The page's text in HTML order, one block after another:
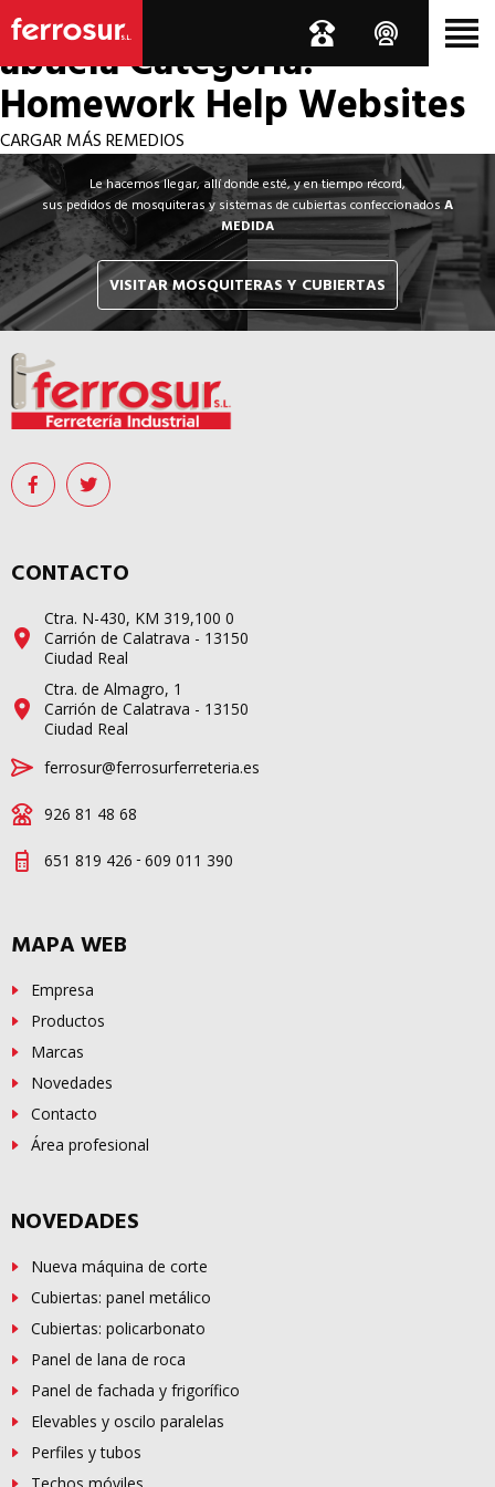
Los por si acaso de la
abuelaCategoría:
Homework Help Websites
CARGAR MÁS REMEDIOS
Le hacemos llegar, allí donde esté, y en tiempo récord,
sus pedidos de mosquiteras y sistemas de cubiertas confeccionadosA
MEDIDA
VISITAR MOSQUITERAS Y CUBIERTAS
CONTACTO
Ctra. N-430, KM 319,100 0
Carrión de Calatrava - 13150
Ciudad Real
Ctra. de Almagro, 1
Carrión de Calatrava - 13150
Ciudad Real
ferrosur@ferrosurferreteria.es
926 81 48 68
651 819 426 - 609 011 390
MAPA WEB
Empresa
Productos
Marcas
Novedades
Contacto
Área profesional
NOVEDADES
Nueva máquina de corte
Cubiertas: panel metálico
Cubiertas: policarbonato
Panel de lana de roca
Panel de fachada y frigorífico
Elevables y oscilo paralelas
Perfiles y tubos